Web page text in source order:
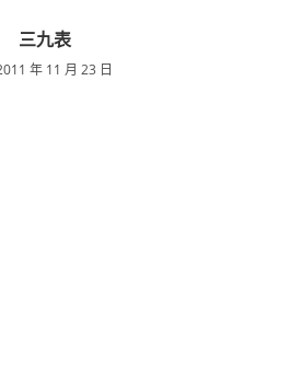
三九表
年 11 月 23 日